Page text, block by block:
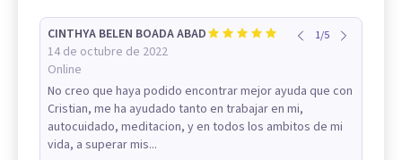
CINTHYA BELEN BOADA ABAD
14 de octubre de 2022
Online
1/5
No creo que haya podido encontrar mejor ayuda que con
Cristian, me ha ayudado tanto en trabajar en mi,
autocuidado, meditacion, y en todos los ambitos de mi
vida, a superar mis...